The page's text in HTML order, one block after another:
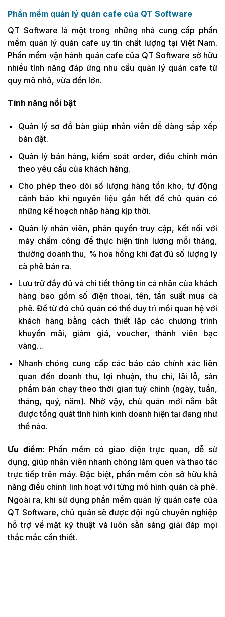
Phần mềm quản lý quán cafe của QT Software
QT Software là một trong những nhà cung cấp phần
mềm quản lý quán cafe uy tín chất lượng tại Việt Nam.
Phần mềm vận hành quán cafe của QT Software sở hữu
nhiều tính năng đáp ứng nhu cầu quản lý quán cafe từ
quy mô nhỏ, vừa đến lớn.
Tính năng nổi bật
Quản lý sơ đồ bàn giúp nhân viên dễ dàng sắp xếp
bàn đặt.
Quản lý bán hàng, kiểm soát order, điều chỉnh món
theo yêu cầu của khách hàng.
Cho phép theo dõi số lượng hàng tồn kho, tự động
cảnh báo khi nguyên liệu gần hết để chủ quán có
những kế hoạch nhập hàng kịp thời.
Quản lý nhân viên, phân quyền truy cập, kết nối với
máy chấm công để thực hiện tính lương mỗi tháng,
thưởng doanh thu, % hoa hồng khi đạt đủ số lượng ly
cà phê bán ra.
Lưu trữ đầy đủ và chi tiết thông tin cá nhân của khách
hàng bao gồm số điện thoại, tên, tần suất mua cà
phê. Để từ đó chủ quán có thể duy trì mối quan hệ với
khách hàng bằng cách thiết lập các chương trình
khuyến mãi, giảm giá, voucher, thành viên bạc
vàng…
Nhanh chóng cung cấp các báo cáo chính xác liên
quan đến doanh thu, lợi nhuận, thu chi, lãi lỗ, sản
phẩm bán chạy theo thời gian tuỳ chỉnh (ngày, tuần,
tháng, quý, năm). Nhờ vậy, chủ quán mới nắm bắt
được tổng quát tình hình kinh doanh hiện tại đang như
thế nào.
Ưu điểm: Phần mềm có giao diện trực quan, dễ sử
dụng, giúp nhân viên nhanh chóng làm quen và thao tác
trực tiếp trên máy. Đặc biệt, phần mềm còn sở hữu khả
năng điều chỉnh linh hoạt với từng mô hình quán cà phê.
Ngoài ra, khi sử dụng phần mềm quản lý quán cafe của
QT Software, chủ quán sẽ được đội ngũ chuyên nghiệp
hỗ trợ về mặt kỹ thuật và luôn sẵn sàng giải đáp mọi
thắc mắc cần thiết.